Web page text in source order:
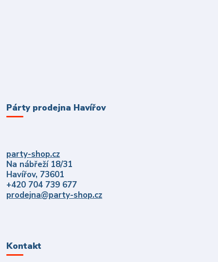
Párty prodejna Havířov
party-shop.cz
Na nábřeží 18/31
Havířov, 73601
+420 704 739 677
prodejna@party-shop.cz
Kontakt